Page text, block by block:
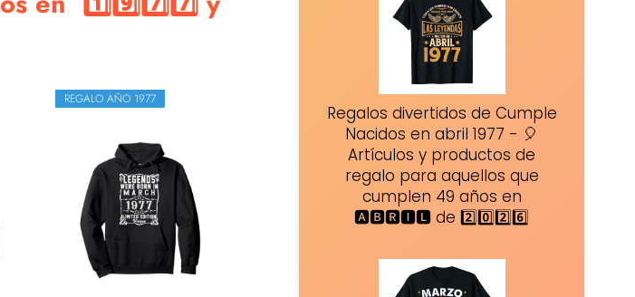
REGALO AÑO 1977
Regalos divertidos de Cumple
Nacidos en abril 1977 - 🎈
Artículos y productos de
regalo para aquellos que
cumplen 49 años en
🅰🅱🆁🅸🅻 de 2️⃣0️⃣2️⃣6️⃣